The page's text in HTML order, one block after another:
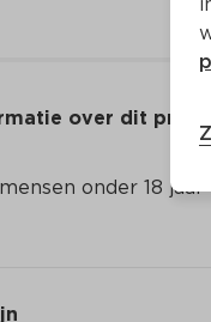
over dit
onder 18